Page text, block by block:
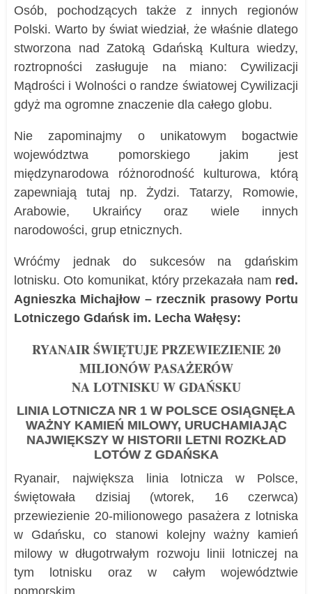
Osób, pochodzących także z innych regionów
Polski. Warto by świat wiedział, że właśnie dlatego
stworzona nad Zatoką Gdańską Kultura wiedzy,
roztropności zasługuje na miano: Cywilizacji
Mądrości i Wolności o randze światowej Cywilizacji
gdyż ma ogromne znaczenie dla całego globu.
Nie zapominajmy o unikatowym bogactwie
województwa pomorskiego jakim jest
międzynarodowa różnorodność kulturowa, którą
zapewniają tutaj np. Żydzi. Tatarzy, Romowie,
Arabowie, Ukraińcy oraz wiele innych
narodowości, grup etnicznych.
Wróćmy jednak do sukcesów na gdańskim
lotnisku. Oto komunikat, który przekazała nam red.
Agnieszka Michajłow – rzecznik prasowy Portu
Lotniczego Gdańsk im. Lecha Wałęsy:
RYANAIR ŚWIĘTUJE PRZEWIEZIENIE 20
MILIONÓW PASAŻERÓW
NA LOTNISKU W GDAŃSKU
LINIA LOTNICZA NR 1 W POLSCE OSIĄGNĘŁA
WAŻNY KAMIEŃ MILOWY, URUCHAMIAJĄC
NAJWIĘKSZY W HISTORII LETNI ROZKŁAD
LOTÓW Z GDAŃSKA
Ryanair, największa linia lotnicza w Polsce,
świętowała dzisiaj (wtorek, 16 czerwca)
przewiezienie 20-milionowego pasażera z lotniska
w Gdańsku, co stanowi kolejny ważny kamień
milowy w długotrwałym rozwoju linii lotniczej na
tym lotnisku oraz w całym województwie